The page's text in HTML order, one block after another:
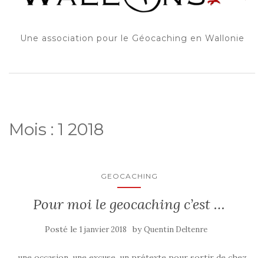
Une association pour le Géocaching en Wallonie
Mois : 1 2018
GEOCACHING
Pour moi le geocaching c’est …
Posté le 1 janvier 2018 byQuentin Deltenre